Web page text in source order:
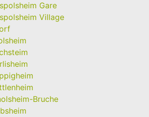
Gare
Village
Bruche